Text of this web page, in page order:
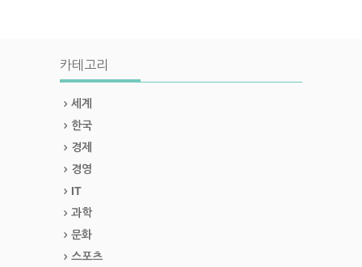
카테고리
세계
한국
경제
경영
IT
과학
문화
스포츠